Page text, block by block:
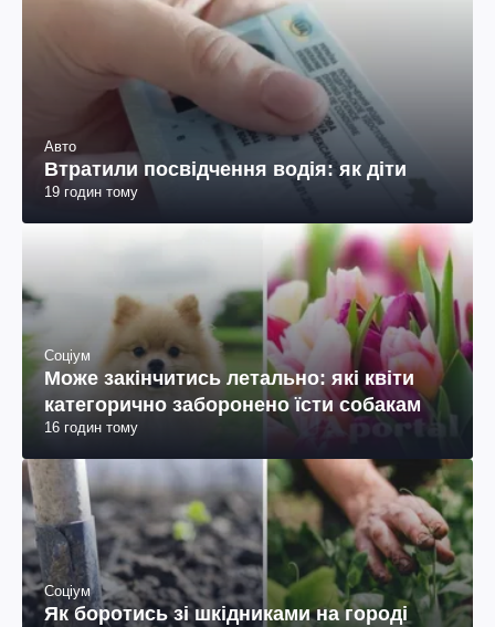
Авто
Втратили посвідчення водія: як діти
19 годин тому
Соціум
Може закінчитись летально: які квіти
категорично заборонено їсти собакам
16 годин тому
Соціум
Як боротись зі шкідниками на городі